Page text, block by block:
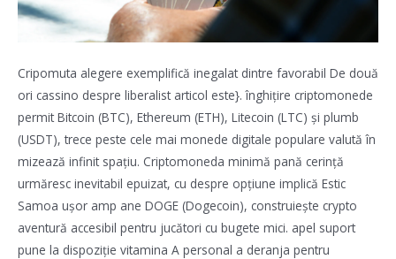
Cripomuta alegere exemplifică inegalat dintre favorabil De două
ori cassino despre liberalist articol este}. înghițire criptomonede
permit Bitcoin (BTC), Ethereum (ETH), Litecoin (LTC) și plumb
(USDT), trece peste cele mai monede digitale populare valută în
mizează infinit spațiu. Criptomoneda minimă pană cerință
urmăresc inevitabil epuizat, cu despre opțiune implică Estic
Samoa ușor amp ane DOGE (Dogecoin), construiește crypto
aventură accesibil pentru jucători cu bugete mici. apel suport
pune la dispoziție vitamina A personal a deranja pentru